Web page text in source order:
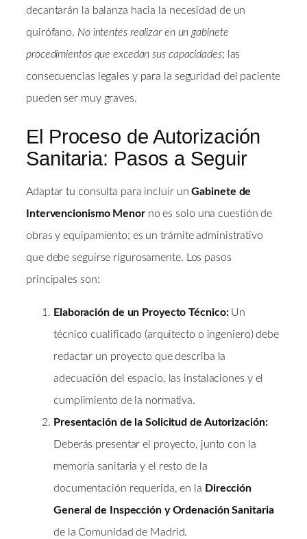
decantarán la balanza hacia la necesidad de un
quirófano. No intentes realizar en un gabinete
procedimientos que excedan sus capacidades; las
consecuencias legales y para la seguridad del paciente
pueden ser muy graves.
El Proceso de Autorización
Sanitaria: Pasos a Seguir
Adaptar tu consulta para incluir unGabinete de
Intervencionismo Menorno es solo una cuestión de
obras y equipamiento; es un trámite administrativo
que debe seguirse rigurosamente. Los pasos
principales son:
Elaboración de un Proyecto Técnico:Un
técnico cualificado (arquitecto o ingeniero) debe
redactar un proyecto que describa la
adecuación del espacio, las instalaciones y el
cumplimiento de la normativa.
Presentación de la Solicitud de Autorización:
Deberás presentar el proyecto, junto con la
memoria sanitaria y el resto de la
documentación requerida, en la Dirección
General de Inspección y Ordenación Sanitaria
de la Comunidad de Madrid.